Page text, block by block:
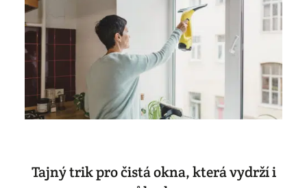
Tajný trik pro čistá okna, která vydrží i